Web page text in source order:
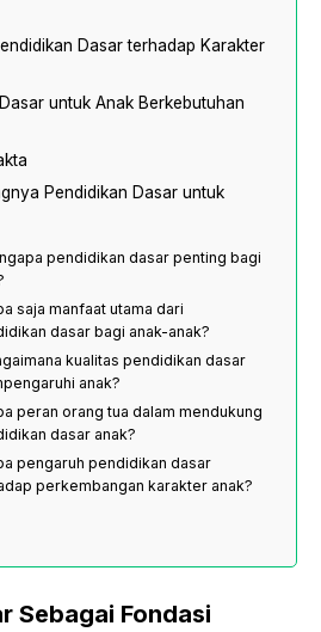
Dasar terhadap Karakter
untuk Anak Berkebutuhan
Pendidikan Dasar untuk
pendidikan dasar penting bagi
saja manfaat utama dari
dasar bagi anak-anak?
kualitas pendidikan dasar
anak?
peran orang tua dalam mendukung
dasar anak?
pengaruh pendidikan dasar
perkembangan karakter anak?
Sebagai Fondasi